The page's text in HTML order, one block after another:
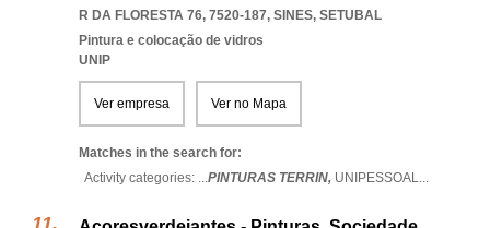
R DA FLORESTA 76, 7520-187, SINES, SETUBAL
Pintura e colocação de vidros
UNIP
Ver empresa Ver no Mapa
Matches in the search for:
Activity categories: ...PINTURAS TERRIN, UNIPESSOAL...